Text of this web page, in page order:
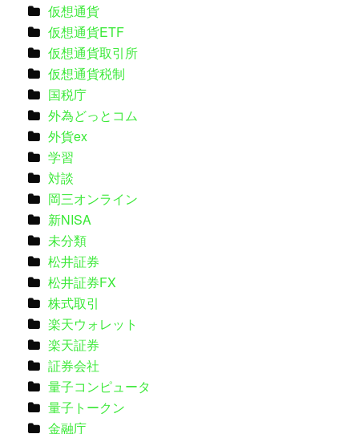
仮想通貨
仮想通貨ETF
仮想通貨取引所
仮想通貨税制
国税庁
外為どっとコム
外貨ex
学習
対談
岡三オンライン
新NISA
未分類
松井証券
松井証券FX
株式取引
楽天ウォレット
楽天証券
証券会社
量子コンピュータ
量子トークン
金融庁